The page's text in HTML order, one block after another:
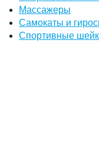
Массажеры
Самокаты и
Спортивные